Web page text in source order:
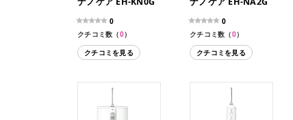
0
クチコミ数（0）
クチコミを見る
0
クチコミ数（0）
クチコミを見る